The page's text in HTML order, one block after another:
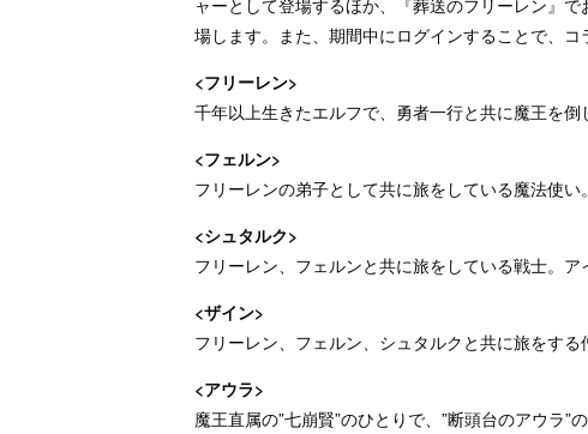
ャーとして登場するほか、『葬送のフリーレン』
場します。また、期間中にログインすることで、コ
<フリーレン>
千年以上生きたエルフで、勇者一行と共に魔王を倒
<フェルン>
フリーレンの弟子として共に旅をしている魔法使い。
<シュタルク>
フリーレン、フェルンと共に旅をしている戦士。ア
<ザイン>
フリーレン、フェルン、シュタルクと共に旅をする
<アウラ>
魔王直属の”七崩賢”のひとりで、”断頭台のアウラ”